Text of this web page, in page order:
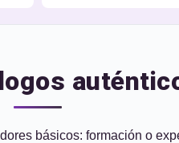
básicos: formación o